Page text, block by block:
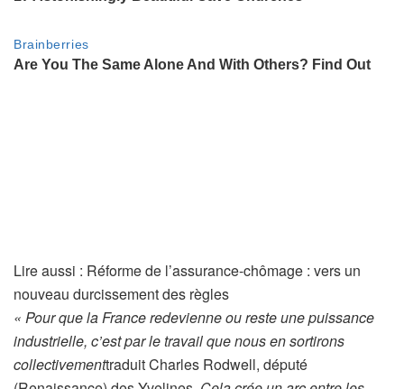
Lire aussi : A
r
t
i
c
Réforme de l’assurance-chômage : vers un
nouveau durcissement des règles
« Pour que la France redevienne ou reste une puissance
industrielle, c’est par le travail que nous en sortirons
collectivementtraduit Charles Rodwell, député